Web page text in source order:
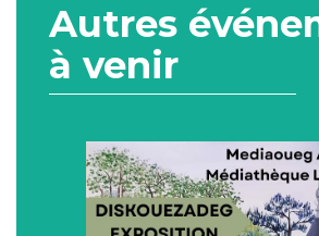
Autres
à venir